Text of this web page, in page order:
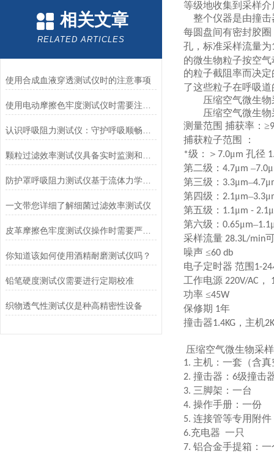
相关文章
RELATED ARTICLES
使用合成血液穿透测试仪时的注意事项
防护罩呼吸阻力测试仪基于流体力学与压力传感技术
一文带您详细了解细菌过滤效率测试仪
皮革摩擦色牢度测试仪操作时需要严格遵循规程
你知道该如何使用酒精耐磨测试仪吗？
铅笔硬度测试仪需要进行定期校准
织物透气性测试仪是种高精密性设备
等级地收集到采样
整个仪器是由撞
每圆盘间有密封胶
孔，标准采样流量为
的微生物粒子按空
的粒子截阻率而决定
了这些粒子在呼吸
压缩空气微生物
压缩空气微生物
测量范围 捕获率：≥
捕获粒子范围 ：
*级：＞ 7.0μm 孔径
第二级： 4.7μm –7.0μ
第三级： 3.3μm–4.7μ
第四级： 2.1μm–3.3μ
第五级： 1.1μm - 2.1μ
第六级： 0.65μm–1.1
采样流量 28.3L/min
噪声 ≤60 db
电子定时器 范围 1-24
工作电源 220V/AC ，
功率 ≤45W
保修期 1年
撞击器1.4KG ，主机
压缩空气微生物采
1. 主机：一套（含
2. 撞击器： 6级撞击
3. 三脚架：一台
4. 操作手册：一份
5. 连接管等专用附
6.充电器 一只
7. 铝合金手提箱：一